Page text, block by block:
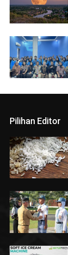
Pilihan Editor